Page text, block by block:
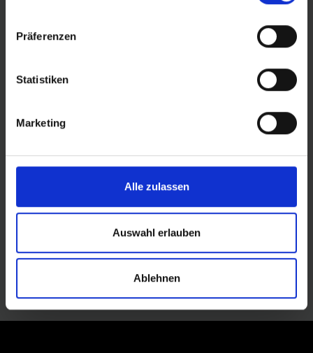
Präferenzen
Statistiken
Marketing
Alle zulassen
Auswahl erlauben
Ablehnen
11159499
Showing1-5 of 7rows
5 5